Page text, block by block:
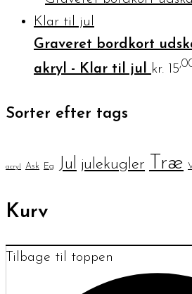
Graveret bordkort
akryl - Klar til jul kr. 15
Sorter efter tags
acryl Ask Eg Jul julekugler Træ
Kurv
Tilbage til toppen